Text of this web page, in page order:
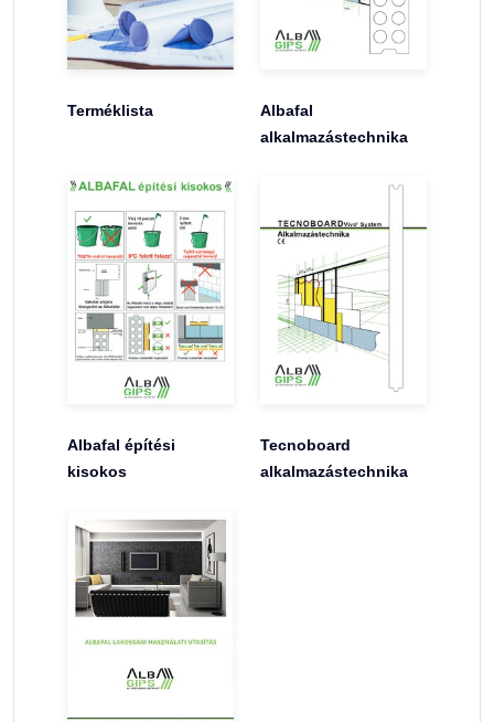
Terméklista
Albafal
alkalmazástechnika
Albafal építési
kisokos
Tecnoboard
alkalmazástechnika